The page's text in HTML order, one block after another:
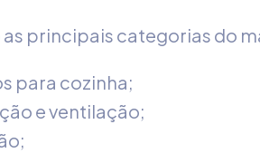
as principais categorias do
para cozinha;
e ventilação;